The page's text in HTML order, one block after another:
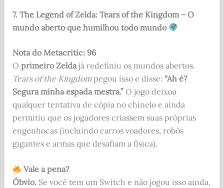
7. The Legend of Zelda: Tears of the Kingdom – O
mundo aberto que humilhou todo mundo
Nota do Metacritic: 96
O primeiro Zeldajá redefiniu os mundos abertos.
Tears of the Kingdompegou isso e disse: “Ah é?
Segura minha espada mestra.”O jogo deixou
qualquer tentativa de cópia no chinelo e ainda
permitiu que os jogadores criassem suas próprias
engenhocas (incluindo carros voadores, robôs
gigantes e armas que desafiam a física).
Vale a pena?
Óbvio.Se você tem um Switch e não jogou isso ainda,